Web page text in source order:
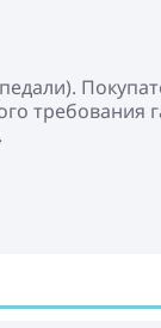
требования